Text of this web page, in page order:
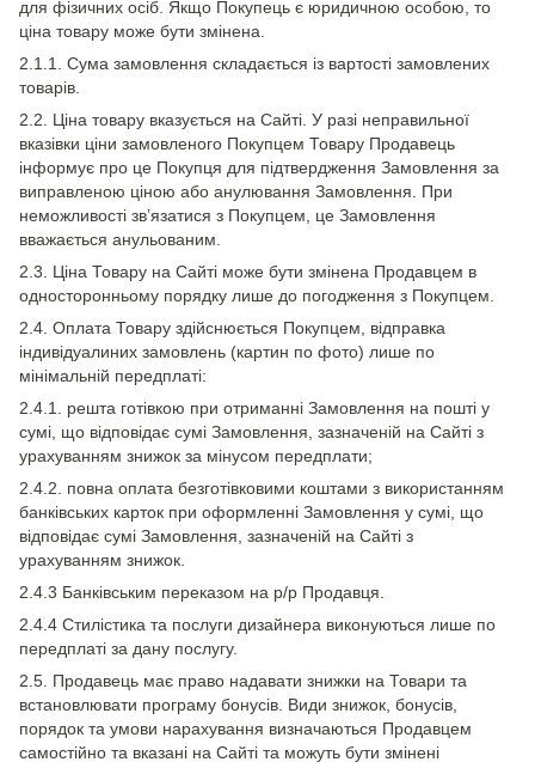
для фізичних осіб. Якщо Покупець є юридичною особою, то
ціна товару може бути змінена.
2.1.1. Сума замовлення складається із вартості замовлених
товарів.
2.2. Ціна товару вказується на Сайті. У разі неправильної
вказівки ціни замовленого Покупцем Товару Продавець
інформує про це Покупця для підтвердження Замовлення за
виправленою ціною або анулювання Замовлення. При
неможливості зв’язатися з Покупцем, це Замовлення
вважається анульованим.
2.3. Ціна Товару на Сайті може бути змінена Продавцем в
односторонньому порядку лише до погодження з Покупцем.
2.4. Оплата Товару здійснюється Покупцем, відправка
індивідуалиних замовлень (картин по фото) лише по
мінімальній передплаті:
2.4.1. решта готівкою при отриманні Замовлення на пошті у
сумі, що відповідає сумі Замовлення, зазначеній на Сайті з
урахуванням знижок за мінусом передплати;
2.4.2. повна оплата безготівковими коштами з використанням
банківських карток при оформленні Замовлення у сумі, що
відповідає сумі Замовлення, зазначеній на Сайті з
урахуванням знижок.
2.4.3 Банківським переказом на р/р Продавця.
2.4.4 Стилістика та послуги дизайнера виконуються лише по
передплаті за дану послугу.
2.5. Продавець має право надавати знижки на Товари та
встановлювати програму бонусів. Види знижок, бонусів,
порядок та умови нарахування визначаються Продавцем
самостійно та вказані на Сайті та можуть бути змінені